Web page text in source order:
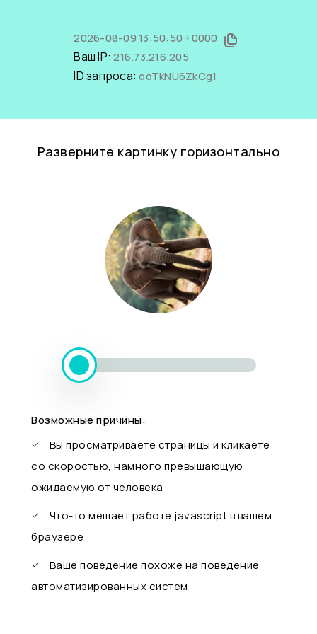
2026-08-09 13:50:50 +0000
Ваш IP:216.73.216.205
ID запроса:ooTkNU6ZkCg1
Разверните картинку горизонтально
Возможные причины:
Вы просматриваете страницы и кликаете
со скоростью, намного превышающую
ожидаемую от человека
Что-то мешает работе javascript в вашем
браузере
Ваше поведение похоже на поведение
автоматизированных систем